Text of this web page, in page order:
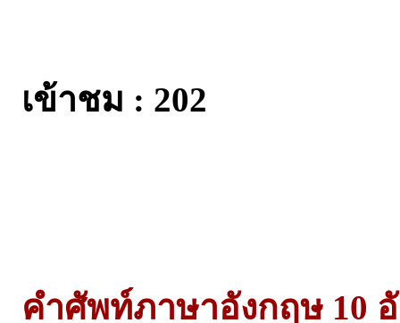
เข้าชม : 202
คำศัพท์ภาษาอังกฤษ 10